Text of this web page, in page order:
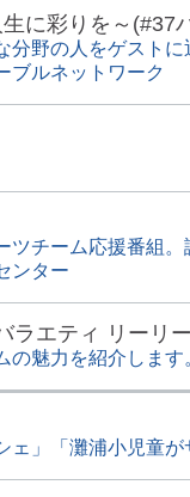
に彩りを～(#37
分野の人をゲスト
ブルネットワーク
ツチーム応援番組
ンター
ラエティ リーリー
の魅力を紹介しま
ェ」「灘浦小児童